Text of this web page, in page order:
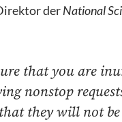
derNational
that you are
nonstop
they will not be